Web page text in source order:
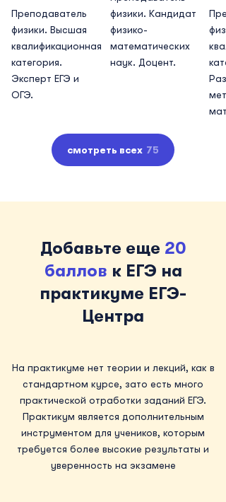
Преподаватель
физики. Высшая
квалификационная
категория.
Эксперт ЕГЭ и
ОГЭ.
физики. Кандидат
физико-
математических
наук. Доцент.
смотреть всех 75
Добавьте еще 20
баллов к ЕГЭ на
практикуме ЕГЭ-
Центра
На практикуме нет теории и лекций, как в
стандартном курсе, зато есть много
практической отработки заданий ЕГЭ.
Практикум является дополнительным
инструментом для учеников, которым
требуется более высокие результаты и
уверенность на экзамене